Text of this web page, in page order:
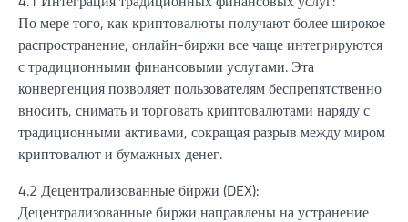
По мере того, как криптовалюты получают более широкое
распространение, онлайн-биржи все чаще интегрируются
с традиционными финансовыми услугами. Эта
конвергенция позволяет пользователям беспрепятственно
вносить, снимать и торговать криптовалютами наряду с
традиционными активами, сокращая разрыв между миром
криптовалют и бумажных денег.
4.2 Децентрализованные биржи (DEX):
Децентрализованные биржи направлены на устранение